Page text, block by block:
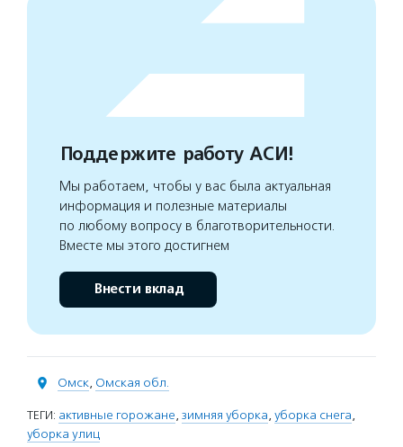
Поддержите работу АСИ!
Мы работаем, чтобы у вас была актуальная
информация и полезные материалы
по любому вопросу в благотворительности.
Вместе мы этого достигнем
Внести вклад
Омск, Омская обл.
ТЕГИ: активные горожане, зимняя уборка, уборка снега,
уборка улиц